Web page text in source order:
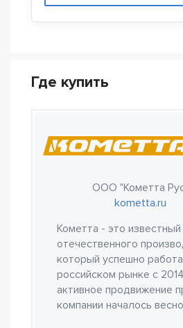
Где купить
ООО "Кометта
kometta.ru
Кометта - это
отечественного
который успешно
российском рынке с
активное продвижение
компании началось